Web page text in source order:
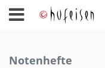
Notenhefte